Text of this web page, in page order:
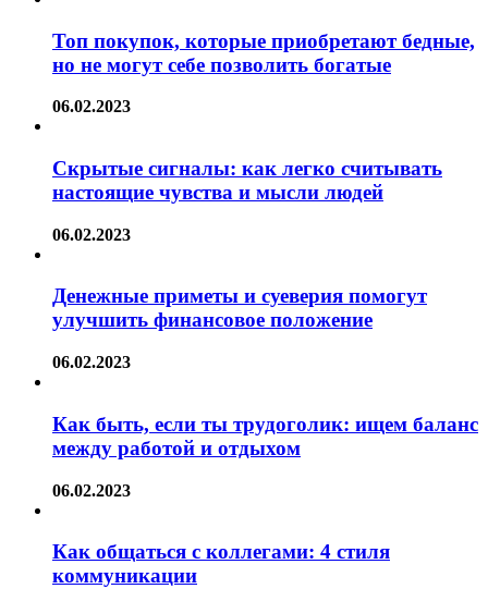
Топ покупок, которые приобретают бедные,
но не могут себе позволить богатые
06.02.2023
Скрытые сигналы: как легко считывать
настоящие чувства и мысли людей
06.02.2023
Денежные приметы и суеверия помогут
улучшить финансовое положение
06.02.2023
Как быть, если ты трудоголик: ищем баланс
между работой и отдыхом
06.02.2023
Как общаться с коллегами: 4 стиля
коммуникации